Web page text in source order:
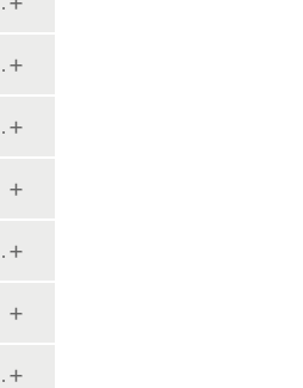
仪器
器械
品
包